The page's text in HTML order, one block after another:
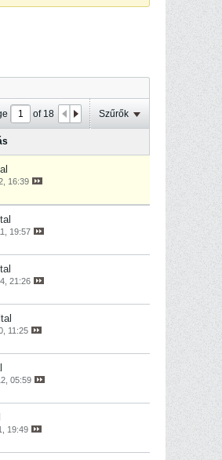
of 18 Szűrők
16:39
19:57
21:26
11:25
05:59
19:49